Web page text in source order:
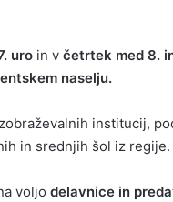
uro in v četrtek med 8.
naselju.
institucij,
in srednjih šol iz regije.
voljo delavnice in